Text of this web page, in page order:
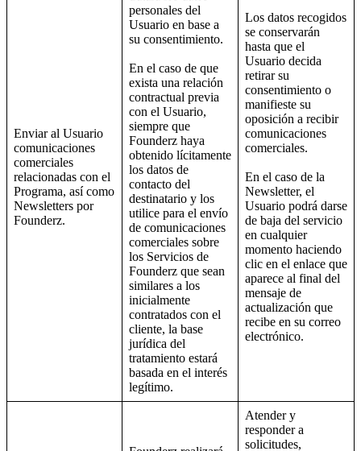
Enviar al Usuario
comunicaciones
comerciales
relacionadas con el
Programa, así como
Newsletters por
Founderz.
personales del
Usuario en base a
su consentimiento.
En el caso de que
exista una relación
contractual previa
con el Usuario,
siempre que
Founderz haya
obtenido lícitamente
los datos de
contacto del
destinatario y los
utilice para el envío
de comunicaciones
comerciales sobre
los Servicios de
Founderz que sean
similares a los
inicialmente
contratados con el
cliente, la base
jurídica del
tratamiento estará
basada en el interés
legítimo.
Los datos recogidos
se conservarán
hasta que el
Usuario decida
retirar su
consentimiento o
manifieste su
oposición a recibir
comunicaciones
comerciales.
En el caso de la
Newsletter, el
Usuario podrá darse
de baja del servicio
en cualquier
momento haciendo
clic en el enlace que
aparece al final del
mensaje de
actualización que
recibe en su correo
electrónico.
Atender y
responder a
solicitudes,